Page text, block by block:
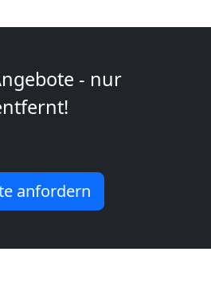
- nur
anfordern